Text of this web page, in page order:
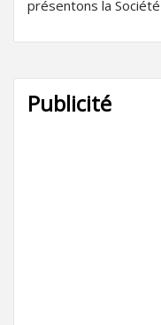
présentons la
Publicité